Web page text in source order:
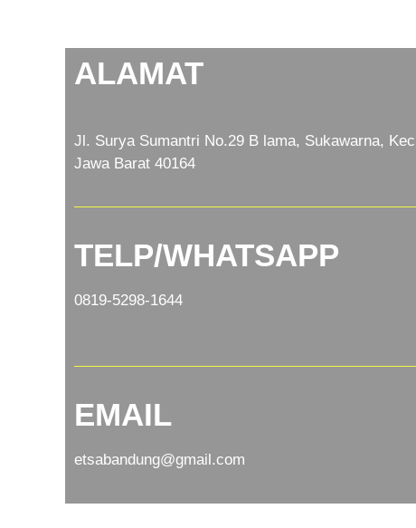
ALAMAT
Jl. Surya Sumantri No.29 B lama, Sukawarna,
Jawa Barat 40164
TELP/WHATSAPP
0819-5298-1644
EMAIL
etsabandung@gmail.com